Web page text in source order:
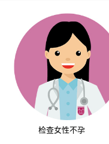
检查女性不孕